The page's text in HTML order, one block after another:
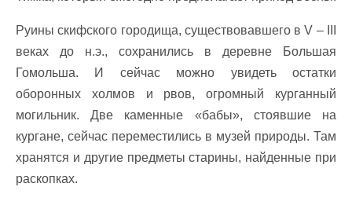
Руины скифского городища, существовавшего в V – III
веках до н.э., сохранились в деревне Большая
Гомольша. И сейчас можно увидеть остатки
оборонных холмов и рвов, огромный курганный
могильник. Две каменные «бабы», стоявшие на
кургане, сейчас переместились в музей природы. Там
хранятся и другие предметы старины, найденные при
раскопках.